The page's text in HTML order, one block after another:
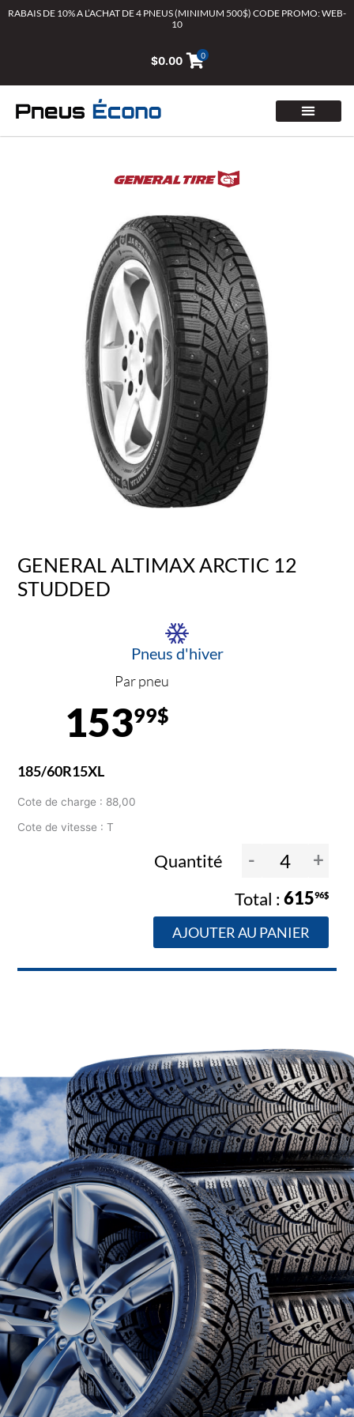
AllerRABAIS DE 10% A L’ACHAT DE 4 PNEUS (MINIMUM 500$) CODE PROMO: WEB-
10
$0.00 0
GENERAL ALTIMAX ARCTIC 12
STUDDED
Pneus d'hiver
Par pneu
15399$
185/60R15XL
Cote de charge : 88,00
Cote de vitesse : T
Quantité - +
61596$
AJOUTER AU PANIER